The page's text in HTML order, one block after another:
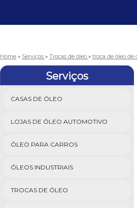
Home » Serviços » Trocas de óleo » troca de óleo de
Serviços
CASAS DE ÓLEO
LOJAS DE ÓLEO AUTOMOTIVO
ÓLEO PARA CARROS
ÓLEOS INDUSTRIAIS
TROCAS DE ÓLEO